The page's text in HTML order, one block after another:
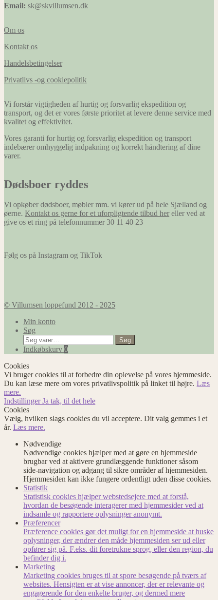
Email: sk@skvillumsen.dk
Om os
Kontakt os
Handelsbetingelser
Privatlivs -og cookiepolitik
Vi forstår vigtigheden af hurtig og forsvarlig ekspedition og
transport, og det er vores første prioritet at levere denne service med
kvalitet og effektivitet.
Vores garanti for hurtig og forsvarlig ekspedition og transport
indebærer omhyggelig indpakning og korrekt håndtering af dine
varer.
Dødsboer ryddes
Vi opkøber dødsboer, møbler mm. vi kører ud på hele Sjælland og
øerne. Kontakt os gerne for et uforpligtende tilbud her eller ved at
give os et ring på telefonnummer 30 11 40 23
Følg os på Instagram og TikTok
© Villumsen loppefund 2012 - 2025
Min konto
Søg
Søg
efter:
Søg
Indkøbskurv 0
Cookies
Vi bruger cookies til at forbedre din oplevelse på vores hjemmeside.
Du kan læse mere om vores privatlivspolitik på linket til højre. Læs
mere.
IndstillingerJa tak, til det hele
Cookies
Vælg, hvilken slags cookies du vil acceptere. Dit valg gemmes i et
år. Læs mere.
Nødvendige
Nødvendige cookies hjælper med at gøre en hjemmeside
brugbar ved at aktivere grundlæggende funktioner såsom
side-navigation og adgang til sikre områder af hjemmesiden.
Hjemmesiden kan ikke fungere ordentligt uden disse cookies.
Statistik
Statistisk cookies hjælper webstedsejere med at forstå,
hvordan de besøgende interagerer med hjemmesider ved at
indsamle og rapportere oplysninger anonymt.
Præferencer
Præference cookies gør det muligt for en hjemmeside at huske
oplysninger, der ændrer den måde hjemmesiden ser ud eller
opfører sig på. F.eks. dit foretrukne sprog, eller den region, du
befinder dig i.
Marketing
Marketing cookies bruges til at spore besøgende på tværs af
websites. Hensigten er at vise annoncer, der er relevante og
engagerende for den enkelte bruger, og dermed mere